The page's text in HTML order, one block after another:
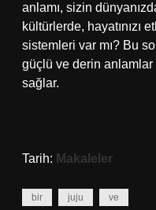
anlamı, sizin
kültürlerde, hayatınızı
sistemleri var mı? Bu
güçlü ve derin anlamlar
sağlar.
Tarih: Makaleler
bir juju ve